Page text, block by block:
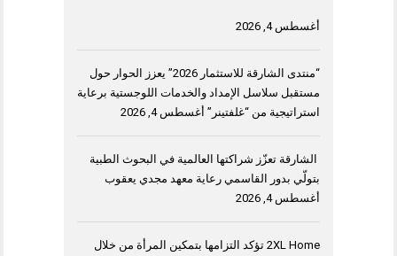
أغسطس 4, 2026
“منتدى الشارقة للاستثمار 2026” يعزز الحوار حول
مستقبل سلاسل الإمداد والخدمات اللوجستية برعاية
استراتيجية من “غلفتينر” أغسطس 4, 2026
الشارقة تعزّز شراكتها العالمية في البحوث الطبية
بتولّي بدور القاسمي رعاية معهد مجدي يعقوب
أغسطس 4, 2026
2XL Home تؤكد التزامها بتمكين المرأة من خلال